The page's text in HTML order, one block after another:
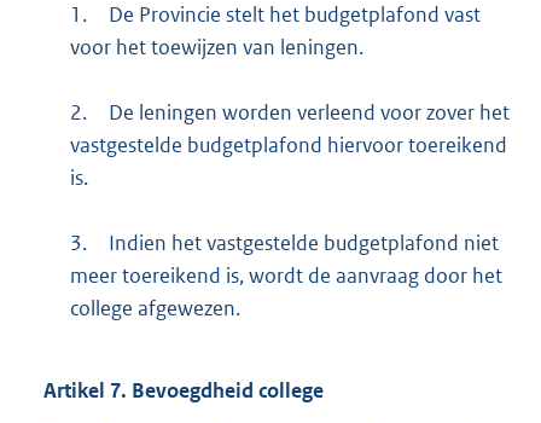
1.
De Provincie stelt het budgetplafond vast
voor het toewijzen van leningen.
2.
De leningen worden verleend voor zover het
vastgestelde budgetplafond hiervoor toereikend
is.
3.
Indien het vastgestelde budgetplafond niet
meer toereikend is, wordt de aanvraag door het
college afgewezen.
Artikel 7. Bevoegdheid college